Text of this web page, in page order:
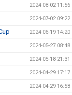
2024-08-02 11:56
2024-07-02 09:22
2024-06-19 14:20
2024-05-27 08:48
2024-05-18 21:31
2024-04-29 17:17
2024-04-29 16:58